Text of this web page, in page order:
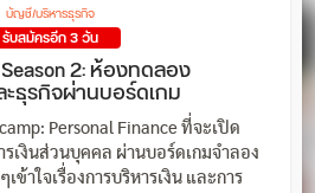
บัญชี/บริหารธุรกิจ
รับสมัครอีก 3 วัน
Season 2: ห้องทดลอง
ะธุรกิจผ่านบอร์ดเกม
Personal Finance ที่จะเปิด
รเงินส่วนบุคคล ผ่านบอร์ดเกมจำลอง
าใจเรื่องการบริหารเงิน และการ